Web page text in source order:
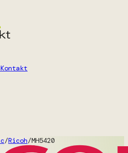
Kontakt
/Ricoh/MH5420